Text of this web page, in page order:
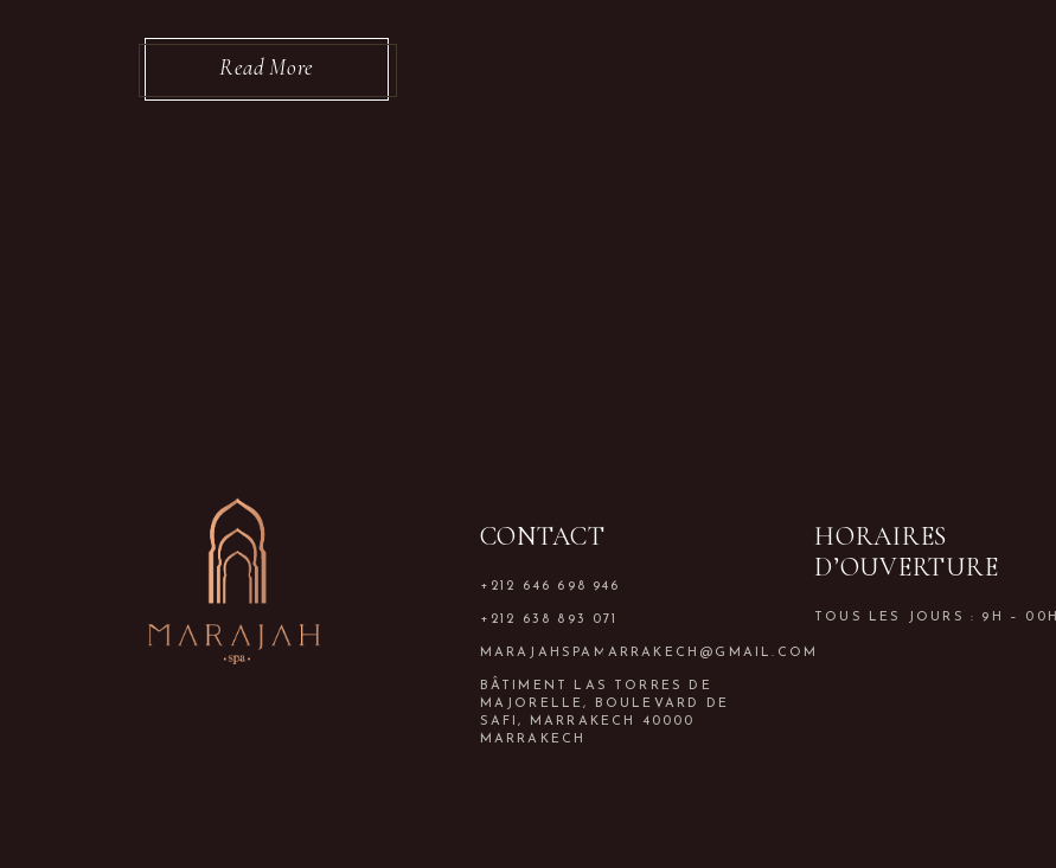
Read More
CONTACT
+212 646 698 946
+212 638 893 071
MARAJAHSPAMARRAKECH@GMAIL.COM
BÂTIMENT LAS TORRES DE
MAJORELLE, BOULEVARD DE
SAFI, MARRAKECH 40000
MARRAKECH
HORAIRES
D’OUVERTURE
TOUS LES JOURS : 9H – 00H